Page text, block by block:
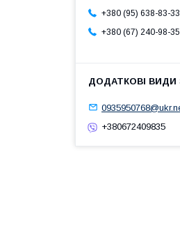
+380 (95) 638-83-33
+380 (67) 240-98-35
+380672409835